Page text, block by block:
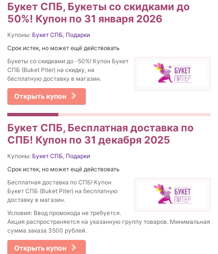
Букет СПБ, Букеты со скидками до
50%! Купон по 31 января 2026
Купоны: Букет СПБ, Подарки
Срок истек, но может ещё действовать
Букеты со скидками до -50%! Купон Букет
СПБ (Buket Piter) на скидку, на
бесплатную доставку в магазин.
Открыть купон
Букет СПБ, Бесплатная доставка по
СПБ! Купон по 31 декабря 2025
Купоны: Букет СПБ, Подарки
Срок истек, но может ещё действовать
Бесплатная доставка по СПБ! Купон
Букет СПБ (Buket Piter) на бесплатную
доставку в магазин.
Условия: Ввод промокода не требуется.
Акция распространяется на указанную группу товаров. Минимальная
сумма заказа 3500 рублей.
Открыть купон